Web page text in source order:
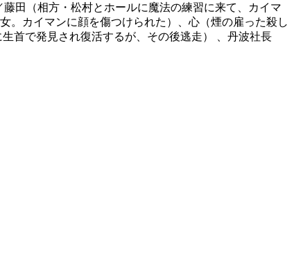
田（相方・松村とホールに魔法の練習に来て、カイマ
カイマンに顔を傷つけられた）、心（煙の雇った殺し
首で発見され復活するが、その後逃走） 、丹波社長